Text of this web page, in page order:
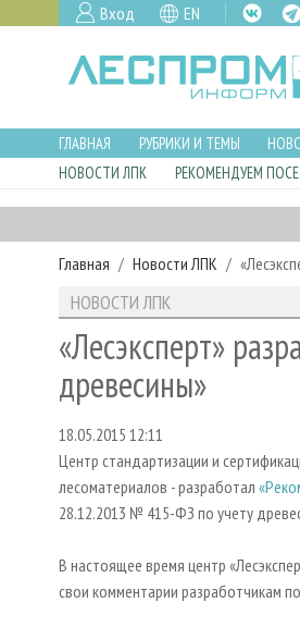
Вход EN
ГЛАВНАЯ РУБРИКИ И ТЕМЫ
НОВОСТИ ЛПК
РЕКОМЕНДУЕМ
Главная Новости ЛПК
НОВОСТИ ЛПК
«Лесэксперт»
древесины»
18.05.2015 12:11
Центр стандартизации и
лесоматериалов - разработал
28.12.2013 № 415-ФЗ по учету
В настоящее время центр
свои комментарии разработчикам